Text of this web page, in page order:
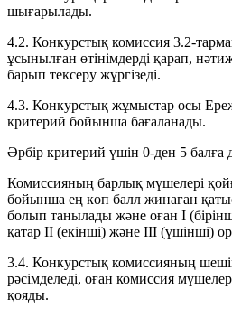
шығарылады.
4.2. Конкурстық комиссия 3.2-
ұсынылған өтінімдерді қарап,
барып тексеру жүргізеді.
4.3. Конкурстық жұмыстар осы
критерий бойынша бағаланады.
Әрбір критерий үшін 0-ден 5 балға
Комиссияның барлық мүшелері
бойынша ең көп балл жинаған
болып танылады және оған I
қатар II (екінші) және III (үшінші)
3.4. Конкурстық комиссияның
рәсімделеді, оған комиссия
қояды.